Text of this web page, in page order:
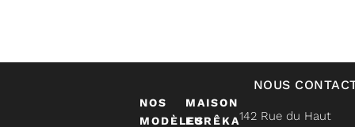
NOS
MODÈLES
MAISON
EURÊKA
NOUS
142 Rue du Haut